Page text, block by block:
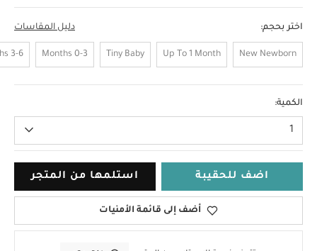
اختر بحجم: دليل المقاسات
New Newborn
Up To 1 Month
Tiny Baby
0-3 Months
3-6 Months
الكمية:
1
اضف للحقيبة استلمها من المتجر
أضف إلى قائمة الأمنيات